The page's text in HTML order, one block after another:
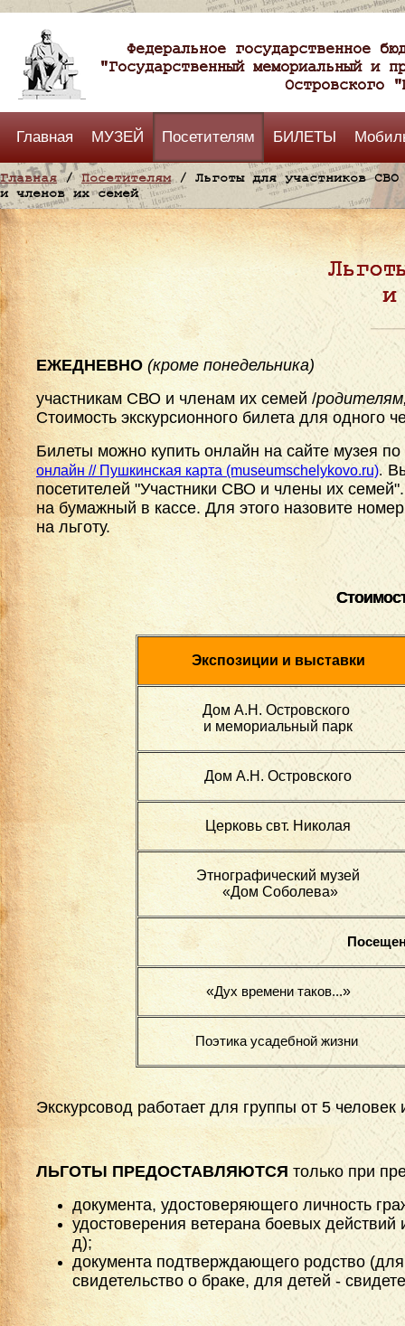
Федеральное государственное
"Государственный мемориальный и
Островского
Главная МУЗЕЙ Посетителям БИЛЕТЫ
Главная/Посетителям/ Льготы для участников СВО
и членов их семей
и
ЕЖЕДНЕВНО (кроме понедельника)
участникам СВО и членам их семей /
Стоимость экскурсионного билета для одного
Билеты можно купить онлайн на сайте музея
онлайн // Пушкинская карта (museumschelykovo.ru).
посетителей "Участники СВО и члены их
на бумажный в кассе. Для этого назовите
на льготу.
Экспозиции и выставки
Дом А.Н. Островского
и мемориальный парк
Дом А.Н. Островского
Церковь свт. Николая
Этнографический музей
«Дом Соболева»
«Дух времени таков...»
Поэтика усадебной жизни
Экскурсовод работает для группы от 5
ЛЬГОТЫ ПРЕДОСТАВЛЯЮТСЯ только при
документа, удостоверяющего личность
удостоверения ветерана боевых
д);
документа подтверждающего родство
свидетельство о браке, для детей -